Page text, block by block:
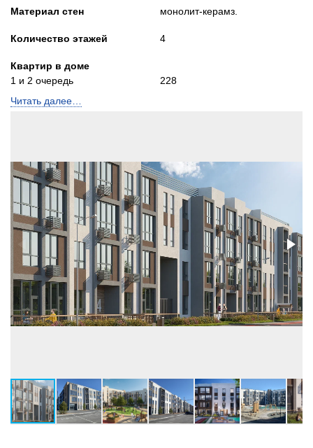
Материал стен
Количество этажей
Квартир в доме
1 и 2 очередь
3 очередь
монолит-керамз.
4
228
О ПРОЕКТЕ
Перспективный малоэтажный район города, где много зелени,
водоёмов, чистая экология. Дома в скандинавском стиле с
просторными закрытыми дворами, наполненными солнечным
светом, оборудованными детскими, спортивными зонами,
системами видеонаблюдения. Большие парковочные зоны
располагаются по внешнему периметру жилого дома.
планировочные решения – квартиры с террасами,
просторными кухнями-столовыми, квартиры-«распашонки», с
гардеробными, с 2-мя санузлами, застеклёнными лоджиями.
Читать далее…